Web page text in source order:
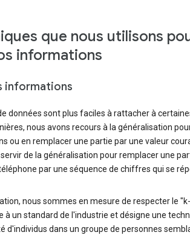
que nous utilisons
informations
informations
données sont plus faciles à rattacher à
nous avons recours à la généralisation
ou en remplacer une partie par une valeur
de la généralisation pour remplacer une
par une séquence de chiffres qui se
nous sommes en mesure de respecter le
un standard de l'industrie et désigne une
d'individus dans un groupe de personnes